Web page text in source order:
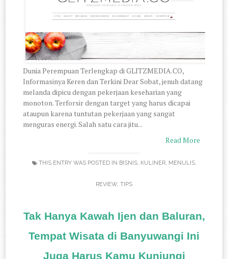
Dunia Perempuan Terlengkap di GLITZMEDIA.CO,
Informasinya Keren dan Terkini Dear Sobat, jenuh datang
melanda dipicu dengan pekerjaan keseharian yang
monoton. Terforsir dengan target yang harus dicapai
ataupun karena tuntutan pekerjaan yang sangat
menguras energi. Salah satu cara jitu...
Read More
THIS ENTRY WAS POSTED IN BISNIS, KULINER, MENULIS,
REVIEW, TIPS
Tak Hanya Kawah Ijen dan Baluran,
Tempat Wisata di Banyuwangi Ini
Juga Harus Kamu Kunjungi